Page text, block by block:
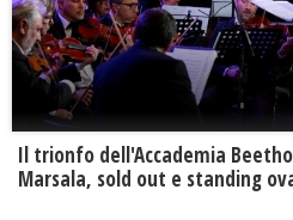
Il trionfo dell'Accademia
Marsala, sold out e standing